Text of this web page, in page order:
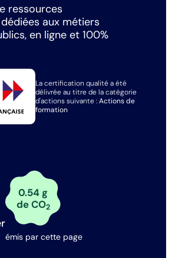
ressources
aux métiers
en ligne et 100%
La certification qualité a été
délivrée au titre de la catégorie
d'actions suivante :Actions de
formation
0.54 g
de CO2
émis par cette page